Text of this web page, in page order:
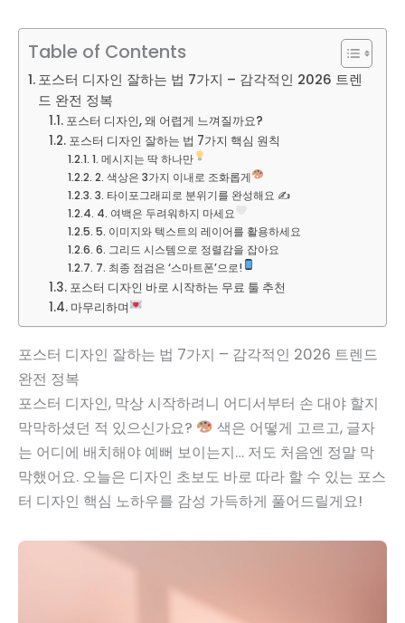
Table of Contents
포스터 디자인 잘하는 법 7가지 – 감각적인 2026 트렌
드 완전 정복
포스터 디자인, 왜 어렵게 느껴질까요?
포스터 디자인 잘하는 법 7가지 핵심 원칙
1. 메시지는 딱 하나만
2. 색상은 3가지 이내로 조화롭게
3. 타이포그래피로 분위기를 완성해요 ✍️
4. 여백은 두려워하지 마세요
5. 이미지와 텍스트의 레이어를 활용하세요
6. 그리드 시스템으로 정렬감을 잡아요
7. 최종 점검은 ‘스마트폰’으로!
포스터 디자인 바로 시작하는 무료 툴 추천
마무리하며
포스터 디자인 잘하는 법 7가지 – 감각적인 2026 트렌드
완전 정복
포스터 디자인, 막상 시작하려니 어디서부터 손 대야 할지
막막하셨던 적 있으신가요?
색은 어떻게 고르고, 글자
는 어디에 배치해야 예뻐 보이는지… 저도 처음엔 정말 막
막했어요. 오늘은 디자인 초보도 바로 따라 할 수 있는 포스
터 디자인 핵심 노하우를 감성 가득하게 풀어드릴게요!